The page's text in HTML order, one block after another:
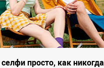
просто, как никогда